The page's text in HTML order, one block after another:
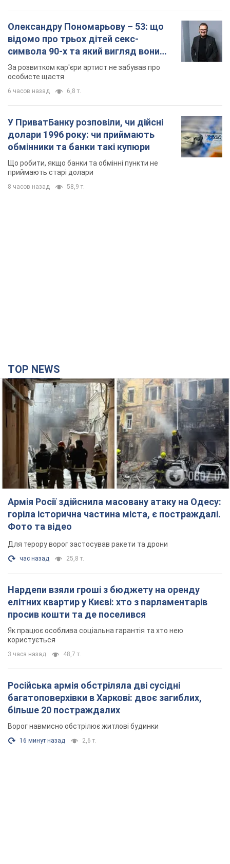
Олександру Пономарьову – 53: що
відомо про трьох дітей секс-
символа 90-х та який вигляд вони
мають
За розвитком кар'єри артист не забував про
особисте щастя
6 часов назад 6,8 т.
У ПриватБанку розповіли, чи дійсні
долари 1996 року: чи приймають
обмінники та банки такі купюри
Що робити, якщо банки та обмінні пункти не
приймають старі долари
8 часов назад 58,9 т.
TOP NEWS
Армія Росії здійснила масовану атаку на Одесу:
горіла історична частина міста, є постраждалі.
Фото та відео
Для терору ворог застосував ракети та дрони
час назад 25,8 т.
Нардепи взяли гроші з бюджету на оренду
елітних квартир у Києві: хто з парламентарів
просив кошти та де поселився
Як працює особлива соціальна гарантія та хто нею
користується
3 часа назад 48,7 т.
Російська армія обстріляла дві сусідні
багатоповерхівки в Харкові: двоє загиблих,
більше 20 постраждалих
Ворог навмисно обстрілює житлові будинки
16 минут назад 2,6 т.